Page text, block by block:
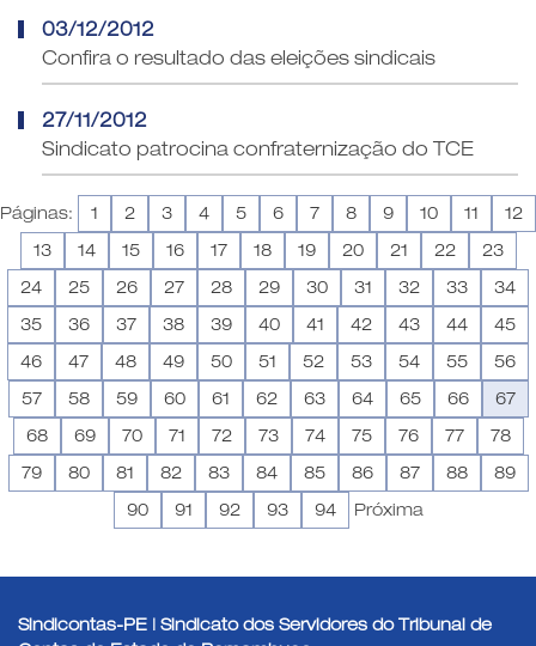
03/12/2012
Confira o resultado das eleições sindicais
27/11/2012
Sindicato patrocina confraternização do TCE
Páginas: 1 2 3 4 5 6 7 8 9 10 11
12
13
14 15 16 17 18 19 20 21 22
23
24
25 26 27 28 29 30 31 32 33
34
35
36 37 38 39 40 41 42 43 44
45
46
47 48 49 50 51 52 53 54 55
56
57
58 59 60 61 62 63 64 65 66
67
68
69 70 71 72 73 74 75 76 77
78
79
80 81 82 83 84 85 86 87 88
89
90
91 92 93 94 Próxima
Sindicontas-PE | Sindicato dos Servidores do Tribunal de